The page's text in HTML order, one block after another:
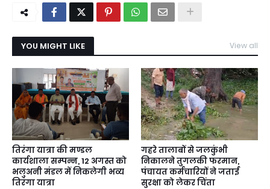
YOU MIGHT LIKE View all
तिरंगा यात्रा की मण्डल
कार्यशाला सम्पन्न, 12 अगस्त को
भलुअनी मंडल में निकलेगी भव्य
तिरंगा यात्रा
गहरे तालाबों से जलकुंभी
निकालने तुगलकी फरमान,
पंचायत कर्मचारियों ने जताई
सुरक्षा को लेकर चिंता